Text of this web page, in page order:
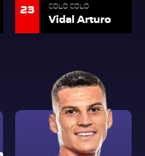
23 COLO COLO
Vidal Arturo